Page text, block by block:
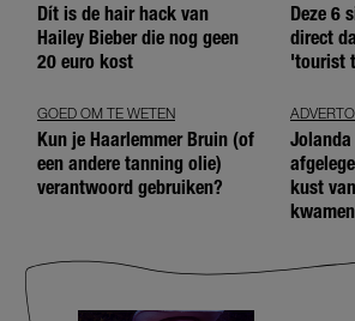
Dít is de hair hack van
Hailey Bieber die nog geen
20 euro kost
Deze 6
direct
'tourist
GOED OM TE WETEN
Kun je Haarlemmer Bruin (of
een andere tanning olie)
verantwoord gebruiken?
Jolanda
kust